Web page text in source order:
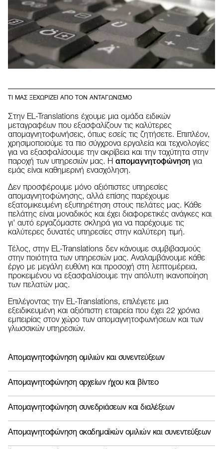
ΤΙ ΜΑΣ ΞΕΧΩΡΙΖΕΙ ΑΠΟ ΤΟΝ ΑΝΤΑΓΩΝΙΣΜΟ
Στην EL-Translations έχουμε μια ομάδα ειδικών
μεταγραφέων που εξασφαλίζουν τις καλύτερες
απομαγνητοφωνήσεις, όπως εσείς τις ζητήσετε. Επιπλέον,
χρησιμοποιούμε τα πιο σύγχρονα εργαλεία και τεχνολογίες
για να εξασφαλίσουμε την ακρίβεια και την ταχύτητα στην
παροχή των υπηρεσιών μας. Η απομαγνητοφώνηση για
εμάς είναι καθημερινή ενασχόληση.
Δεν προσφέρουμε μόνο αξιόπιστες υπηρεσίες
απομαγνητοφώνησης, αλλά επίσης παρέχουμε
εξατομικευμένη εξυπηρέτηση στους πελάτες μας. Κάθε
πελάτης είναι μοναδικός και έχει διαφορετικές ανάγκες και
γι' αυτό εργαζόμαστε σκληρά για να παρέχουμε τις
καλύτερες δυνατές υπηρεσίες στην καλύτερη τιμή.
Τέλος, στην EL-Translations δεν κάνουμε συμβιβασμούς
στην ποιότητα των υπηρεσιών μας. Αναλαμβάνουμε κάθε
έργο με μεγάλη ευθύνη και προσοχή στη λεπτομέρεια,
προκειμένου να εξασφαλίσουμε την απόλυτη ικανοποίηση
των πελατών μας.
Επιλέγοντας την EL-Translations, επιλέγετε μια
εξειδικευμένη και αξιόπιστη εταιρεία που έχει 22 χρόνια
εμπειρίας στον χώρο των απομαγνητοφωνήσεων και των
γλωσσικών υπηρεσιών.
Απομαγνητοφώνηση ομιλιών και συνεντεύξεων
Απομαγνητοφώνηση αρχείων ήχου και βίντεο
Απομαγνητοφώνηση συνεδριάσεων και διαλέξεων
Απομαγνητοφώνηση ακαδημαϊκών ομιλιών και συνεντεύξεων